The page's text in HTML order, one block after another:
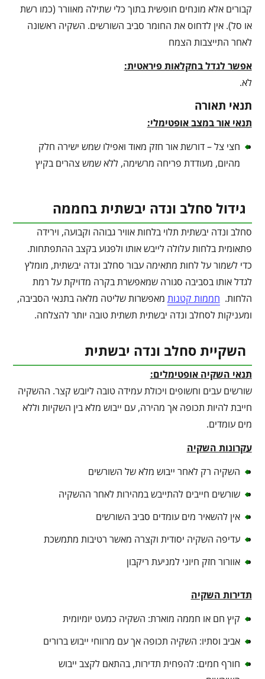
קבורים אלא מונחים חופשית בתוך כלי שתילה מאוורר (כמו רשת
או סל). אין לדחוס את החומר סביב השורשים. השקיה ראשונה
לאחר התייצבות הצמח
אפשר לגדל בחקלאות פיראטית:
לא.
תנאי תאורה
תנאי אור במצב אופטימלי:
חצי צל – דורשת אור חזק מאוד ואפילו שמש ישירה חלק
מהיום, מעודדת פריחה מרשימה, ללא שמש צהרים בקיץ
גידול סחלב ונדה יבשתית בחממה
סחלב ונדה יבשתית תלוי בלחות אוויר גבוהה וקבועה, וירידה
פתאומית בלחות עלולה לייבש אותו ולפגוע בקצב ההתפתחות.
כדי לשמור על לחות מתאימה עבור סחלב ונדה יבשתית, מומלץ
לגדל אותו בסביבה סגורה שמאפשרת בקרה מדויקת על רמת
הלחות. חממות קטנות מאפשרות שליטה מלאה בתנאי הסביבה,
ומעניקות לסחלב ונדה יבשתית תשתית טובה יותר להצלחה.
השקיית סחלב ונדה יבשתית
תנאי השקיה אופטימלים:
שורשים עבים וחשופים ויכולת עמידה טובה ליובש קצר. ההשקיה
חייבת להיות תכופה אך מהירה, עם ייבוש מלא בין השקיות וללא
מים עומדים.
עקרונות השקיה
השקיה רק לאחר ייבוש מלא של השורשים
שורשים חייבים להתייבש במהירות לאחר ההשקיה
אין להשאיר מים עומדים סביב השורשים
עדיפה השקיה יסודית וקצרה מאשר רטיבות מתמשכת
אוורור חזק חיוני למניעת ריקבון
תדירות השקיה
קיץ חם או חממה מוארת: השקיה כמעט יומיומית
אביב וסתיו: השקיה תכופה אך עם מרווחי ייבוש ברורים
חורף חמים: להפחית תדירות, בהתאם לקצב ייבוש